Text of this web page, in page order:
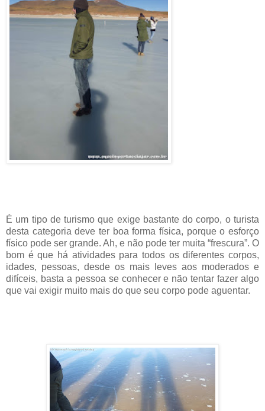
É um tipo de turismo que exige bastante do corpo, o turista
desta categoria deve ter boa forma física, porque o esforço
físico pode ser grande. Ah, e não pode ter muita “frescura”. O
bom é que há atividades para todos os diferentes corpos,
idades, pessoas, desde os mais leves aos moderados e
difíceis, basta a pessoa se conhecer e não tentar fazer algo
que vai exigir muito mais do que seu corpo pode aguentar.